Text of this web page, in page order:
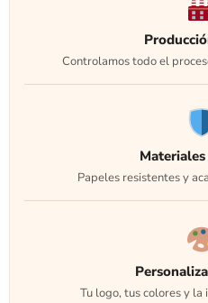
Controlamos todo el
Papeles resistentes y
Tu logo, tus colores y